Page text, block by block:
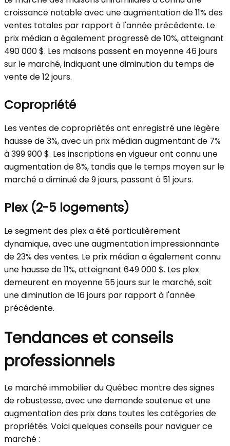
croissance notable avec une augmentation de 11% des
ventes totales par rapport à l'année précédente. Le
prix médian a également progressé de 10%, atteignant
490 000 $. Les maisons passent en moyenne 46 jours
sur le marché, indiquant une diminution du temps de
vente de 12 jours.
Copropriété
Les ventes de copropriétés ont enregistré une légère
hausse de 3%, avec un prix médian augmentant de 7%
à 399 900 $. Les inscriptions en vigueur ont connu une
augmentation de 8%, tandis que le temps moyen sur le
marché a diminué de 9 jours, passant à 51 jours.
Plex (2-5 logements)
Le segment des plex a été particulièrement
dynamique, avec une augmentation impressionnante
de 23% des ventes. Le prix médian a également connu
une hausse de 11%, atteignant 649 000 $. Les plex
demeurent en moyenne 55 jours sur le marché, soit
une diminution de 16 jours par rapport à l'année
précédente.
Tendances et conseils
professionnels
Le marché immobilier du Québec montre des signes
de robustesse, avec une demande soutenue et une
augmentation des prix dans toutes les catégories de
propriétés. Voici quelques conseils pour naviguer ce
marché :